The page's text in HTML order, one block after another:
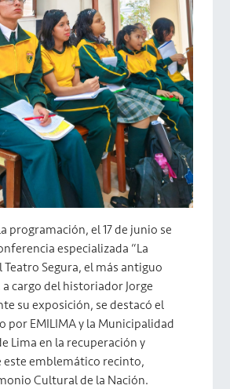
programación, el 17 de junio se
especializada “La
Segura, el más antiguo
cargo del historiador Jorge
su exposición, se destacó el
por EMILIMA y la Municipalidad
Lima en la recuperación y
este emblemático recinto,
Cultural de la Nación.